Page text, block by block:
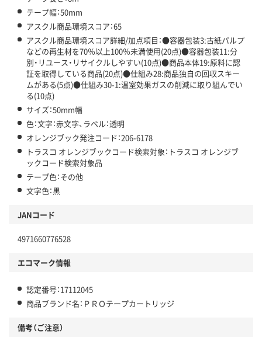
テープ幅：50mm
アスクル商品環境スコア：65
アスクル商品環境スコア詳細/加点項目：●容器包装3:古紙パルプ
などの再生材を70％以上100％未満使用(20点)●容器包装11:分
別・リユース・リサイクルしやすい(10点)●商品本体19:原料に認
証を取得している商品(20点)●仕組み28:商品独自の回収スキー
ムがある(5点)●仕組み30-1:温室効果ガスの削減に取り組んでい
る(10点)
サイズ：50mm幅
色：文字：赤文字、ラベル：透明
オレンジブック発注コード：206-6178
トラスコ オレンジブックコード検索対象：トラスコ オレンジブ
ックコード検索対象品
テープ色：その他
文字色：黒
JANコード
4971660776528
エコマーク情報
認定番号：17112045
商品ブランド名：ＰＲＯテープカートリッジ
備考（ご注意）